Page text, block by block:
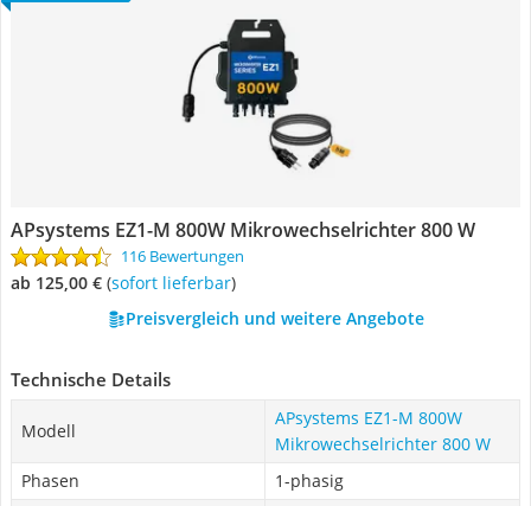
APsystems EZ1-M 800W Mikrowechselrichter 800 W
116 Bewertungen
ab 125,00 € ( Sofort lieferbar)
Preisvergleich und weitere Angebote
Technische Details
Modell
APsystems EZ1-M 800W
Mikrowechselrichter 800 W
Phasen
1-phasig